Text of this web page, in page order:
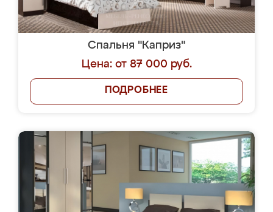
Спальня "Каприз"
Цена: от 87 000 руб.
ПОДРОБНЕЕ